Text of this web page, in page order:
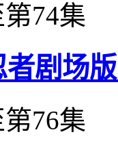
74集
者剧场
76集